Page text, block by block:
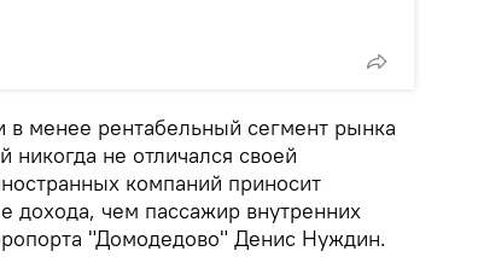
менее рентабельный сегмент рынка
никогда не отличался своей
компаний приносит
дохода, чем пассажир внутренних
"Домодедово" Денис Нуждин.